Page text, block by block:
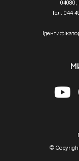
04080,
Тел. 044
©